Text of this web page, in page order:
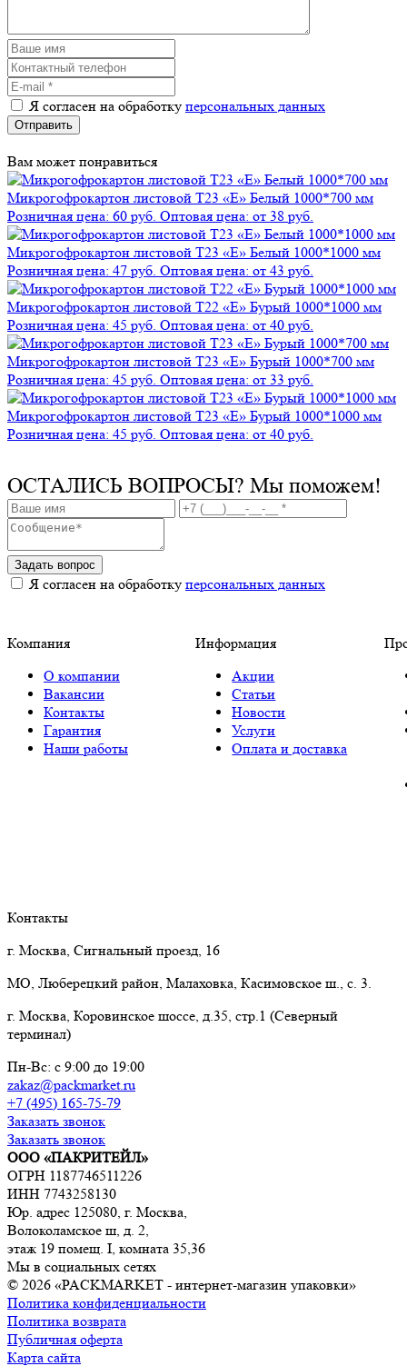
Я согласен на обработку персональных данных
Отправить
Вам может понравиться
Микрогофрокартон листовой Т23 «Е» Белый 1000*700 мм
Розничная цена: 60 руб. Оптовая цена: от 38 руб.
Микрогофрокартон листовой Т23 «Е» Белый 1000*1000 мм
Розничная цена: 47 руб. Оптовая цена: от 43 руб.
Микрогофрокартон листовой Т22 «Е» Бурый 1000*1000 мм
Розничная цена: 45 руб. Оптовая цена: от 40 руб.
Микрогофрокартон листовой Т23 «Е» Бурый 1000*700 мм
Розничная цена: 45 руб. Оптовая цена: от 33 руб.
Микрогофрокартон листовой Т23 «Е» Бурый 1000*1000 мм
Розничная цена: 45 руб. Оптовая цена: от 40 руб.
ОСТАЛИСЬ ВОПРОСЫ? Мы поможем!
Задать вопрос
Я согласен на обработку персональных данных
Компания
О компании
Вакансии
Контакты
Гарантия
Наши работы
Информация
Акции
Статьи
Новости
Услуги
Оплата и доставка
Контакты
г. Москва, Сигнальный проезд, 16
МО, Люберецкий район, Малаховка, Касимовское ш., с. 3.
г. Москва, Коровинское шоссе, д.35, стр.1 (Северный
терминал)
Пн-Вс: с 9:00 до 19:00
zakaz@packmarket.ru
+7 (495) 165-75-79
Заказать звонок
Заказать звонок
ООО «ПАКРИТЕЙЛ»
ОГРН 1187746511226
ИНН 7743258130
Юр. адрес 125080, г. Москва,
Волоколамское ш, д. 2,
этаж 19 помещ. I, комната 35,36
Мы в социальных сетях
© 2026 «PACKMARKET - интернет-магазин упаковки»
Политика конфиденциальности
Политика возврата
Публичная оферта
Карта сайта